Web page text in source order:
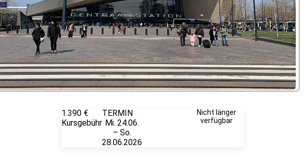
1.390 €
Kursgebühr
TERMIN
Mi. 24.06.
– So.
28.06.2026
Nicht länger
verfügbar